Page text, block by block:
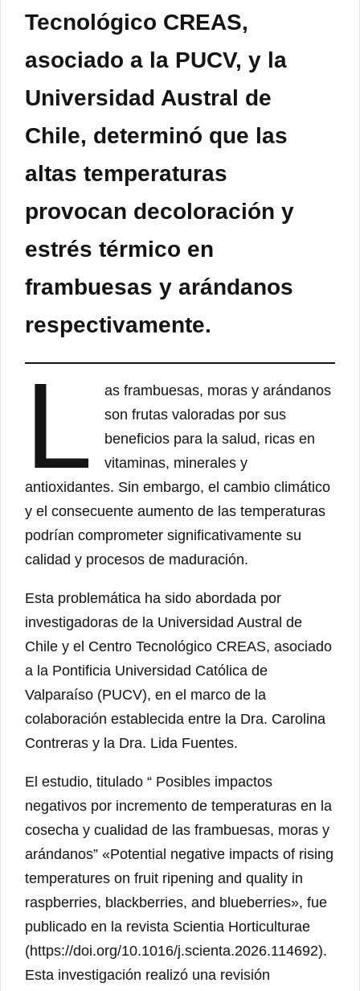
Tecnológico CREAS,
asociado a la PUCV, y la
Universidad Austral de
Chile, determinó que las
altas temperaturas
provocan decoloración y
estrés térmico en
frambuesas y arándanos
respectivamente.
L
as frambuesas, moras y arándanos
son frutas valoradas por sus
beneficios para la salud, ricas en
vitaminas, minerales y
antioxidantes. Sin embargo, el cambio climático
y el consecuente aumento de las temperaturas
podrían comprometer significativamente su
calidad y procesos de maduración.
Esta problemática ha sido abordada por
investigadoras de la Universidad Austral de
Chile y el Centro Tecnológico CREAS, asociado
a la Pontificia Universidad Católica de
Valparaíso (PUCV), en el marco de la
colaboración establecida entre la Dra. Carolina
Contreras y la Dra. Lida Fuentes.
El estudio, titulado “ Posibles impactos
negativos por incremento de temperaturas en la
cosecha y cualidad de las frambuesas, moras y
arándanos” «Potential negative impacts of rising
temperatures on fruit ripening and quality in
raspberries, blackberries, and blueberries», fue
publicado en la revista Scientia Horticulturae
(https://doi.org/10.1016/j.scienta.2026.114692).
Esta investigación realizó una revisión